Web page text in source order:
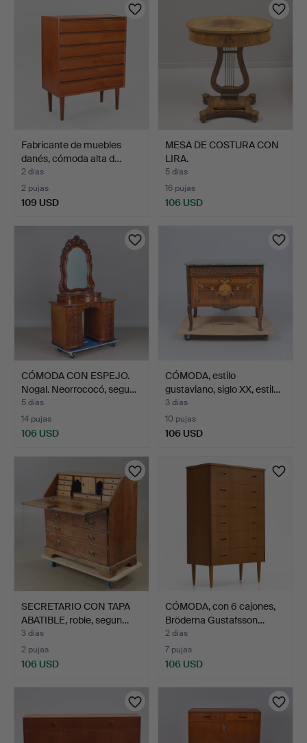
Fabricante de muebles
danés, cómoda alta d…
2 días
2 pujas
109 USD
MESA DE COSTURA CON
LIRA.
5 días
16 pujas
106 USD
CÓMODA CON ESPEJO.
Nogal. Neorrococó, segu…
5 días
14 pujas
106 USD
CÓMODA, estilo
gustaviano, siglo XX, estil…
3 días
10 pujas
106 USD
SECRETARIO CON TAPA
ABATIBLE, roble, segun…
3 días
2 pujas
106 USD
CÓMODA, con 6 cajones,
Bröderna Gustafsson…
2 días
7 pujas
106 USD